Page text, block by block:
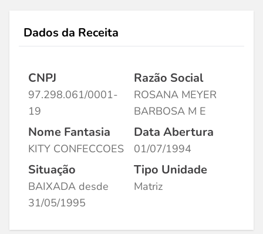
Dados da Receita
CNPJ
97.298.061/0001-
19
Razão Social
ROSANA MEYER
BARBOSA M E
Nome Fantasia
KITY CONFECCOES
Data Abertura
01/07/1994
Situação
BAIXADA desde
31/05/1995
Tipo Unidade
Matriz